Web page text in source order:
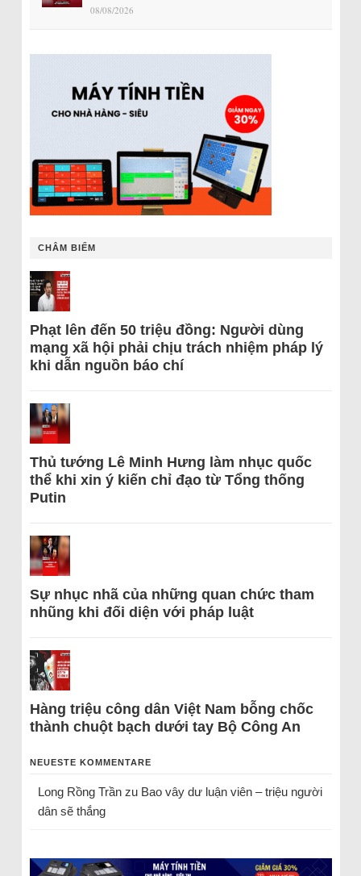
08/08/2026
CHÂM BIẾM
Phạt lên đến 50 triệu đồng: Người dùng
mạng xã hội phải chịu trách nhiệm pháp lý
khi dẫn nguồn báo chí
Thủ tướng Lê Minh Hưng làm nhục quốc
thể khi xin ý kiến chỉ đạo từ Tổng thống
Putin
Sự nhục nhã của những quan chức tham
nhũng khi đối diện với pháp luật
Hàng triệu công dân Việt Nam bỗng chốc
thành chuột bạch dưới tay Bộ Công An
NEUESTE KOMMENTARE
Long Rồng Trầnzu Bao vây dư luận viên – triệu người
dân sẽ thắng